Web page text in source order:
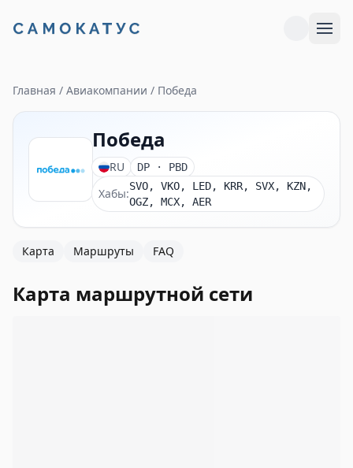
Главная / Авиакомпании / Победа
Победа
RU DP · PBD
Хабы:SVO, VKO, LED, KRR, SVX, KZN,
OGZ, MCX, AER
Карта Маршруты FAQ
Карта маршрутной сети